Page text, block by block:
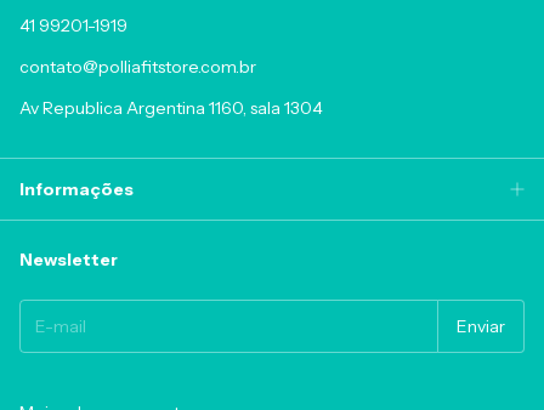
41 99201-1919
contato@polliafitstore.com.br
Av Republica Argentina 1160, sala 1304
Informações
Newsletter